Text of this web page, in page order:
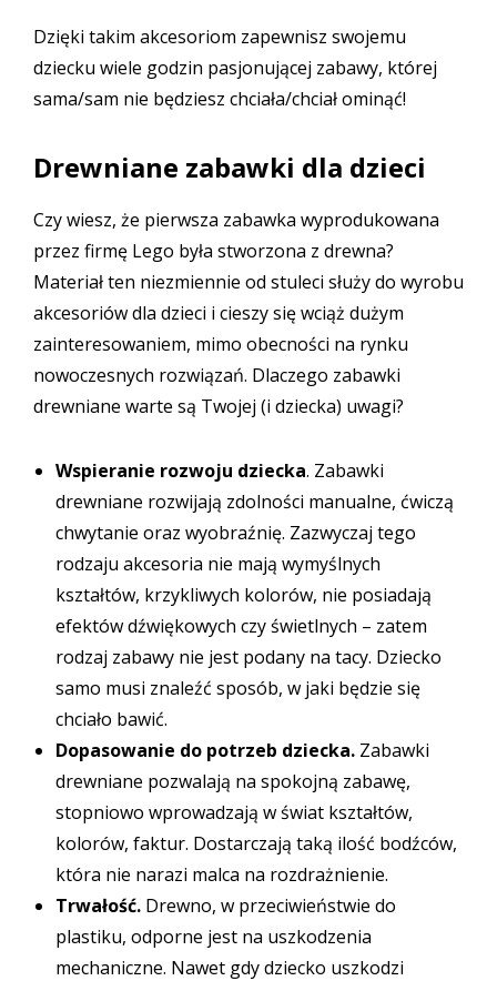
Dzięki takim akcesoriom zapewnisz swojemu
dziecku wiele godzin pasjonującej zabawy, której
sama/sam nie będziesz chciała/chciał ominąć!
Drewniane zabawki dla dzieci
Czy wiesz, że pierwsza zabawka wyprodukowana
przez firmę Lego była stworzona z drewna?
Materiał ten niezmiennie od stuleci służy do wyrobu
akcesoriów dla dzieci i cieszy się wciąż dużym
zainteresowaniem, mimo obecności na rynku
nowoczesnych rozwiązań. Dlaczego zabawki
drewniane warte są Twojej (i dziecka) uwagi?
Wspieranie rozwoju dziecka. Zabawki
drewniane rozwijają zdolności manualne, ćwiczą
chwytanie oraz wyobraźnię. Zazwyczaj tego
rodzaju akcesoria nie mają wymyślnych
kształtów, krzykliwych kolorów, nie posiadają
efektów dźwiękowych czy świetlnych – zatem
rodzaj zabawy nie jest podany na tacy. Dziecko
samo musi znaleźć sposób, w jaki będzie się
chciało bawić.
Dopasowanie do potrzeb dziecka. Zabawki
drewniane pozwalają na spokojną zabawę,
stopniowo wprowadzają w świat kształtów,
kolorów, faktur. Dostarczają taką ilość bodźców,
która nie narazi malca na rozdrażnienie.
Trwałość. Drewno, w przeciwieństwie do
plastiku, odporne jest na uszkodzenia
mechaniczne. Nawet gdy dziecko uszkodzi